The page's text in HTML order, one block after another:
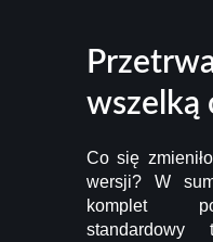
wszelką
Co się
wersji? W
komplet